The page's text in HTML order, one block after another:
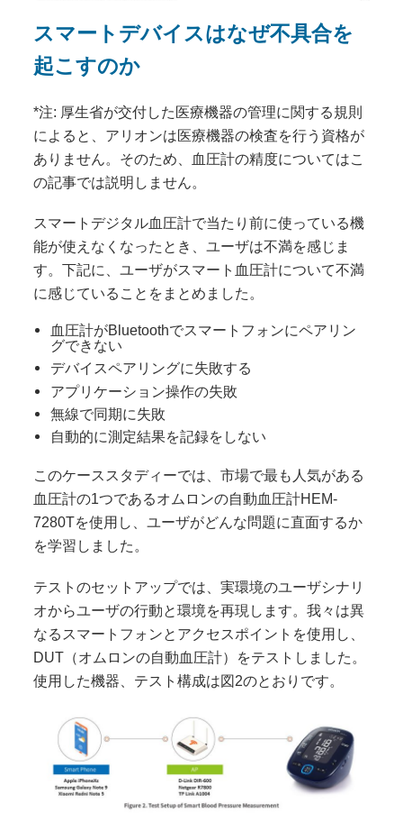
スマートデバイスはなぜ不具合を
起こすのか
*注: 厚生省が交付した医療機器の管理に関する規則
によると、アリオンは医療機器の検査を行う資格が
ありません。そのため、血圧計の精度についてはこ
の記事では説明しません。
スマートデジタル血圧計で当たり前に使っている機
能が使えなくなったとき、ユーザは不満を感じま
す。下記に、ユーザがスマート血圧計について不満
に感じていることをまとめました。
血圧計がBluetoothでスマートフォンにペアリン
グできない
デバイスペアリングに失敗する
アプリケーション操作の失敗
無線で同期に失敗
自動的に測定結果を記録をしない
このケーススタディーでは、市場で最も人気がある
血圧計の1つであるオムロンの自動血圧計HEM-
7280Tを使用し、ユーザがどんな問題に直面するか
を学習しました。
テストのセットアップでは、実環境のユーザシナリ
オからユーザの行動と環境を再現します。我々は異
なるスマートフォンとアクセスポイントを使用し、
DUT（オムロンの自動血圧計）をテストしました。
使用した機器、テスト構成は図2のとおりです。